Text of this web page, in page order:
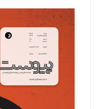
تحریریه
سروش کرمیان
تحریریه
مینا پاکدل